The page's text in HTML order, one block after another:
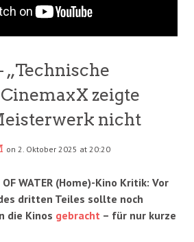
„Technische
zeigte
nicht
on 2. Oktober 2025 at 20:20
OF WATER (Home)-Kino Kritik: Vor
dritten Teiles sollte noch
die Kinos gebracht – für nur kurze